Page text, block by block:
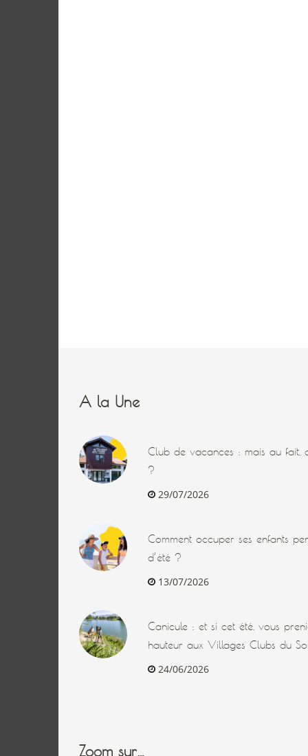
A la Une
Club de vacances : mais au fait,
?
29/07/2026
Comment occuper ses enfants
d’été ?
13/07/2026
Canicule : et si cet été, vous
hauteur aux Villages Clubs du
24/06/2026
Zoom sur…